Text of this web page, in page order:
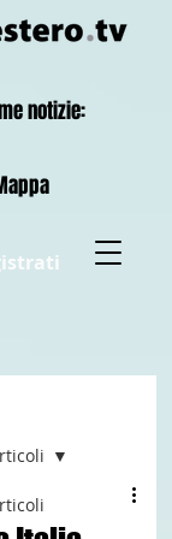
notizie: